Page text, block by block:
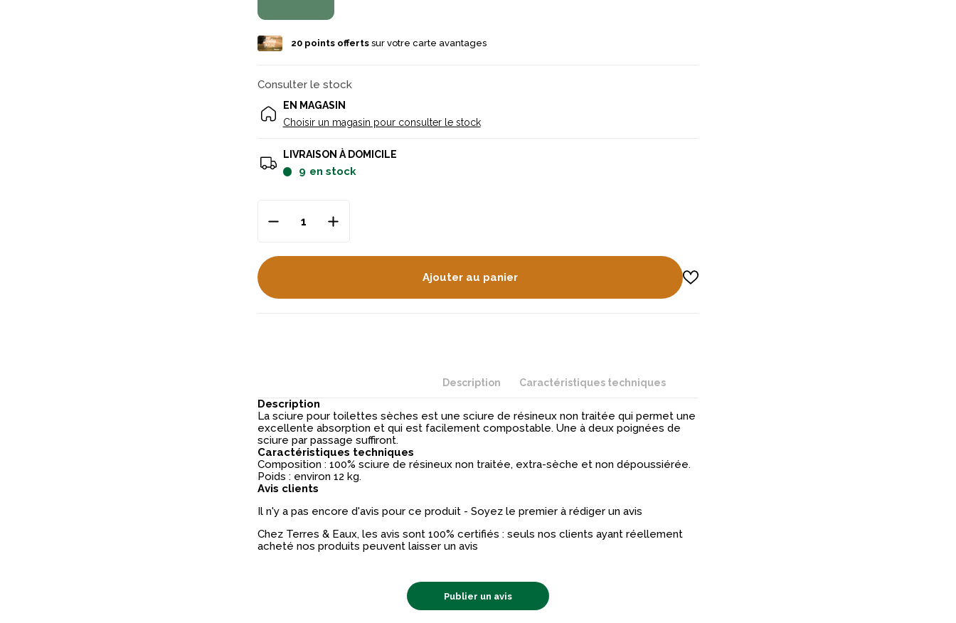
20 points offerts sur votre carte avantages
Consulter le stock
EN MAGASIN
Choisir un magasin pour consulter le stock
LIVRAISON À DOMICILE
9 en stock
Ajouter au panier
Description Caractéristiques techniques
Description
La sciure pour toilettes sèches est une sciure de résineux non traitée qui permet une
excellente absorption et qui est facilement compostable. Une à deux poignées de
sciure par passage suffiront.
Caractéristiques techniques
Composition : 100% sciure de résineux non traitée, extra-sèche et non dépoussiérée.
Poids : environ 12 kg.
Avis clients
Il n'y a pas encore d'avis pour ce produit - Soyez le premier à rédiger un avis
Chez Terres & Eaux, les avis sont 100% certifiés : seuls nos clients ayant réellement
acheté nos produits peuvent laisser un avis
Publier un avis